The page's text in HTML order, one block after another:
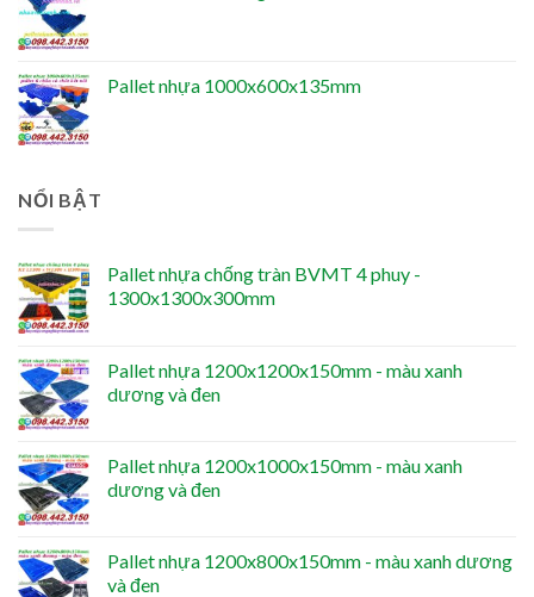
Pallet nhựa 1000x600x135mm
NỔI BẬT
Pallet nhựa chống tràn BVMT 4 phuy -
1300x1300x300mm
Pallet nhựa 1200x1200x150mm - màu xanh
dương và đen
Pallet nhựa 1200x1000x150mm - màu xanh
dương và đen
Pallet nhựa 1200x800x150mm - màu xanh dương
và đen